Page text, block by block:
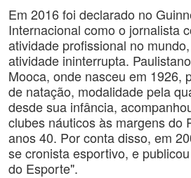
Em 2016 foi declarado no
Internacional como o jornalista
atividade profissional no
atividade ininterrupta.
Mooca, onde nasceu em 1926,
de natação, modalidade pela
desde sua infância,
clubes náuticos às margens do
anos 40. Por conta disso, em
se cronista esportivo, e
do Esporte".